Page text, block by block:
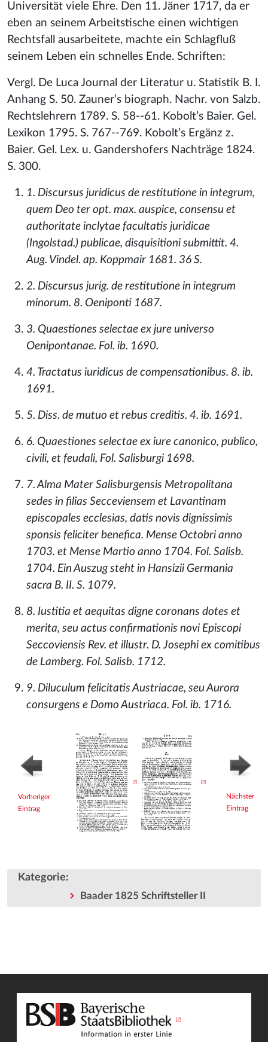
Universität viele Ehre. Den 11. Jäner 1717, da er
eben an seinem Arbeitstische einen wichtigen
Rechtsfall ausarbeitete, machte ein Schlagfluß
seinem Leben ein schnelles Ende. Schriften:
Vergl. De Luca Journal der Literatur u. Statistik B. I.
Anhang S. 50. Zauner’s biograph. Nachr. von Salzb.
Rechtslehrern 1789. S. 58--61. Kobolt’s Baier. Gel.
Lexikon 1795. S. 767--769. Kobolt’s Ergänz z.
Baier. Gel. Lex. u. Gandershofers Nachträge 1824.
S. 300.
1. Discursus juridicus de restitutione in integrum,
quem Deo ter opt. max. auspice, consensu et
authoritate inclytae facultatis juridicae
(Ingolstad.) publicae, disquisitioni submittit. 4.
Aug. Vindel. ap. Koppmair 1681. 36 S.
2. Discursus jurig. de restitutione in integrum
minorum. 8. Oeniponti 1687.
3. Quaestiones selectae ex jure universo
Oenipontanae. Fol. ib. 1690.
4. Tractatus iuridicus de compensationibus. 8. ib.
1691.
5. Diss. de mutuo et rebus creditis. 4. ib. 1691.
6. Quaestiones selectae ex iure canonico, publico,
civili, et feudali, Fol. Salisburgi 1698.
7. Alma Mater Salisburgensis Metropolitana
sedes in filias Secceviensem et Lavantinam
episcopales ecclesias, datis novis dignissimis
sponsis feliciter benefica. Mense Octobri anno
1703. et Mense Martio anno 1704. Fol. Salisb.
1704. Ein Auszug steht in Hansizii Germania
sacra B. II. S. 1079.
8. Iustitia et aequitas digne coronans dotes et
merita, seu actus confirmationis novi Episcopi
Seccoviensis Rev. et illustr. D. Josephi ex comitibus
de Lamberg. Fol. Salisb. 1712.
9. Diluculum felicitatis Austriacae, seu Aurora
consurgens e Domo Austriaca. Fol. ib. 1716.
Vorheriger
Eintrag
Nächster
Eintrag
Kategorie:
Baader 1825 Schriftsteller II